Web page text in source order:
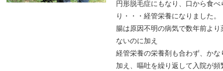
円形脱毛症にもなり、口から食べ
り・・・経管栄養になりました。
腸は原因不明の病気で数年前より
ないのに加え
経管栄養の栄養剤も合わず、かな
加え、嘔吐を繰り返して入院が頻